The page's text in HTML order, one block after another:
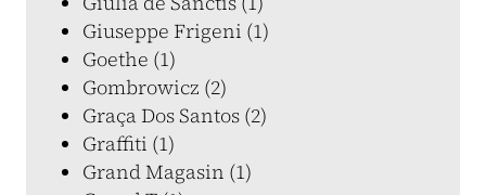
Giuseppe Frigeni (1)
Goethe (1)
Gombrowicz (2)
Graça Dos Santos (2)
Graffiti (1)
Grand Magasin (1)